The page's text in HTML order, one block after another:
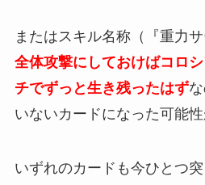
またはスキル名称（『重力
全体攻撃にしておけばコロ
チでずっと生き残ったはず
いないカードになった可能性
いずれのカードも今ひとつ